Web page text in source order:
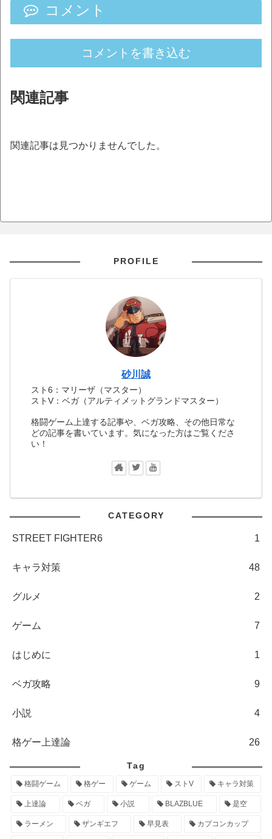
コメント
コメントを書き込む
関連記事
関連記事は見つかりませんでした。
PROFILE
砂川誠
スト6：マリーザ（マスター）
ストV：ベガ（アルティメットグランドマスター）
格闘ゲーム上達する記事や、ベガ攻略、その他日常な
どの記事を書いています。気になった方はご覧くださ
い！
CATEGORY
STREET FIGHTER6 1
キャラ対策 48
グルメ 2
ゲーム 7
はじめに 1
ベガ攻略 9
小説 4
格ゲー上達論 26
Tag
格闘ゲーム 格ゲー ゲーム ストV キャラ対策
上達論 ベガ 小説 BLAZBLUE 是空
ラーメン ザンギエフ 早見表 カプコンカップ